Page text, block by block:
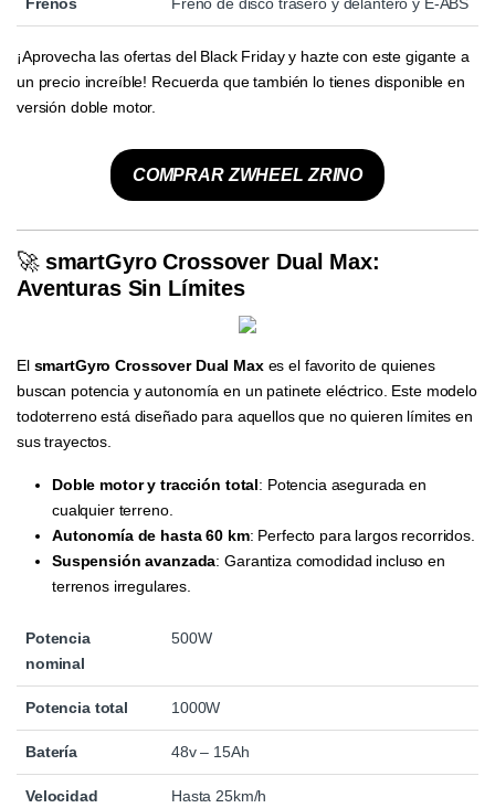
Frenos Freno de disco trasero y delantero y E-ABS
¡Aprovecha las ofertas del Black Friday y hazte con este gigante a
un precio increíble! Recuerda que también lo tienes disponible en
versión doble motor.
COMPRAR ZWHEEL ZRINO
🚀 smartGyro Crossover Dual Max:
Aventuras Sin Límites
El smartGyro Crossover Dual Maxes el favorito de quienes
buscan potencia y autonomía en un patinete eléctrico. Este modelo
todoterreno está diseñado para aquellos que no quieren límites en
sus trayectos.
Doble motor y tracción total: Potencia asegurada en
cualquier terreno.
Autonomía de hasta 60 km: Perfecto para largos recorridos.
Suspensión avanzada: Garantiza comodidad incluso en
terrenos irregulares.
Potencia
nominal
500W
Potencia total 1000W
Batería 48v – 15Ah
Velocidad Hasta 25km/h